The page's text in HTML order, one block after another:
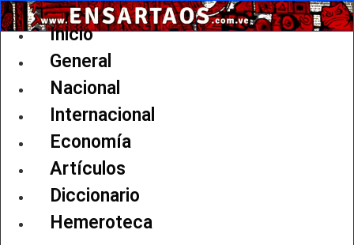
Ir
al
Inicio
General
Nacional
Internacional
Economía
Artículos
Diccionario
Hemeroteca